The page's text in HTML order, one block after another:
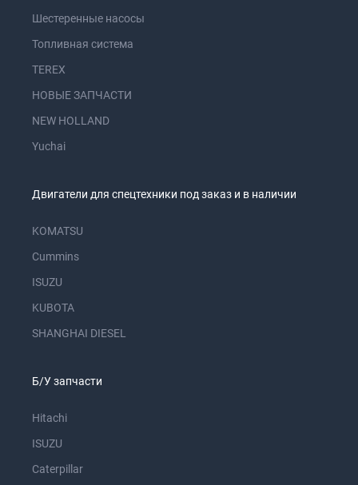
Шестеренные насосы
Топливная система
TEREX
НОВЫЕ ЗАПЧАСТИ
NEW HOLLAND
Yuchai
Двигатели для спецтехники под заказ и в наличии
KOMATSU
Cummins
ISUZU
KUBOTA
SHANGHAI DIESEL
Б/У запчасти
Hitachi
ISUZU
Caterpillar